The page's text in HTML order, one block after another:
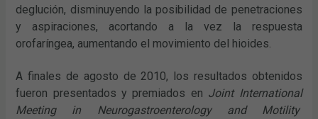
deglución, disminuyendo la posibilidad de penetraciones
y aspiraciones, acortando a la vez la respuesta
orofaríngea, aumentando el movimiento del hioides.
A finales de agosto de 2010, los resultados obtenidos
fueron presentados y premiados en Joint International
Meeting in Neurogastroenterology and Motility